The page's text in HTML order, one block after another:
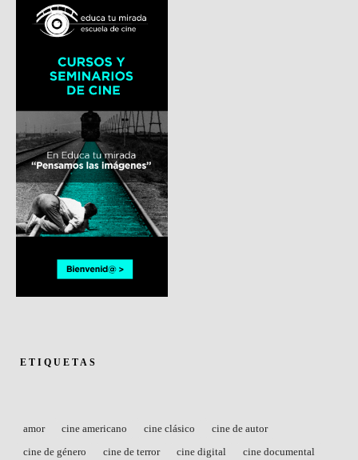
ETIQUETAS
amor cine americano cine clásico
cine de autor
cine de género
cine de terror cine digital
cine documental